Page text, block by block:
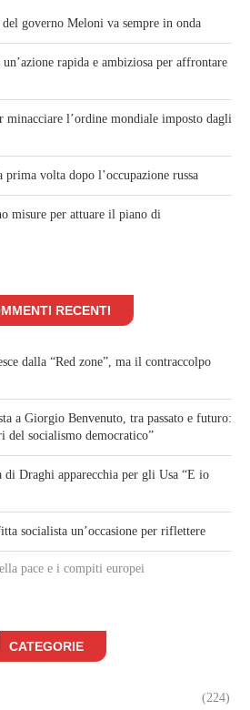
del governo Meloni va sempre in onda
rapida e ambiziosa per affrontare
l’ordine mondiale imposto dagli
volta dopo l’occupazione russa
misure per attuare il piano di
RECENTI
dalla “Red zone”, ma il contraccolpo
a Giorgio Benvenuto, tra passato e futuro:
del socialismo democratico”
di Draghi apparecchia per gli Usa “E io
socialista un’occasione per riflettere
pace e i compiti europei
CATEGORIE
(224)